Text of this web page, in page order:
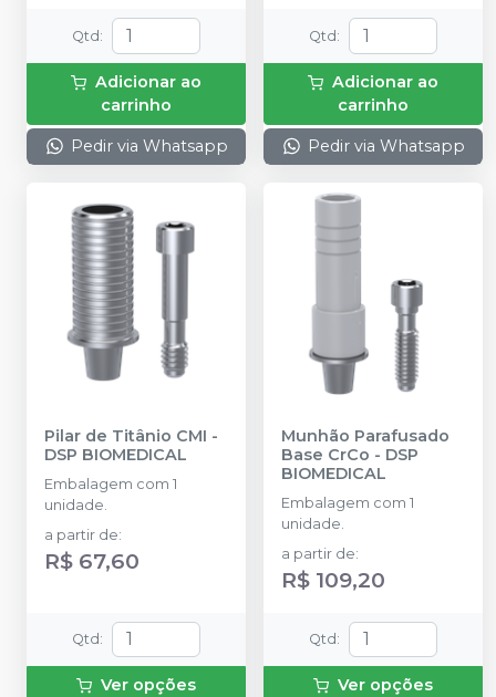
Qtd :
Adicionar ao
carrinho
Pedir via Whatsapp
Qtd :
Adicionar ao
carrinho
Pedir via Whatsapp
Pilar de Titânio CMI -
DSP BIOMEDICAL
Embalagem com 1
unidade.
a partir de:
R$ 67,60
Qtd :
Ver opções
Munhão Parafusado
Base CrCo - DSP
BIOMEDICAL
Embalagem com 1
unidade.
a partir de:
R$ 109,20
Qtd :
Ver opções